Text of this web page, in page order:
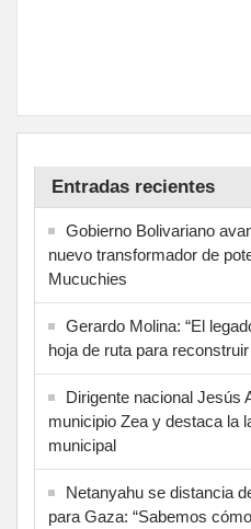
Entradas recientes
Gobierno Bolivariano
nuevo transformador de
Mucuchies
Gerardo Molina: “El
hoja de ruta para reconstruir
Dirigente nacional Jesús
municipio Zea y destaca la
municipal
Netanyahu se distancia
para Gaza: “Sabemos